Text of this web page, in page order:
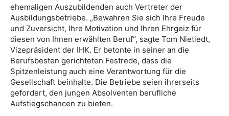
ehemaligen Auszubildenden auch Vertreter der
Ausbildungsbetriebe. „Bewahren Sie sich Ihre Freude
und Zuversicht, Ihre Motivation und Ihren Ehrgeiz für
diesen von Ihnen erwählten Beruf“, sagte Tom Nietiedt,
Vizepräsident der IHK. Er betonte in seiner an die
Berufsbesten gerichteten Festrede, dass die
Spitzenleistung auch eine Verantwortung für die
Gesellschaft beinhalte. Die Betriebe seien ihrerseits
gefordert, den jungen Absolventen berufliche
Aufstiegschancen zu bieten.